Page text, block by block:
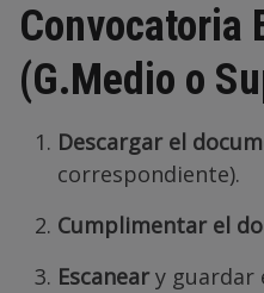
Convocatoria
(G.Medio o
Descargar el
correspondiente).
Cumplimentar el
Escanear y guardar